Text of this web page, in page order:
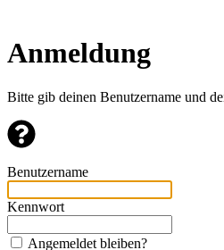
Anmeldung
Bitte gib deinen Benutzername und
Benutzername
Kennwort
Angemeldet bleiben?